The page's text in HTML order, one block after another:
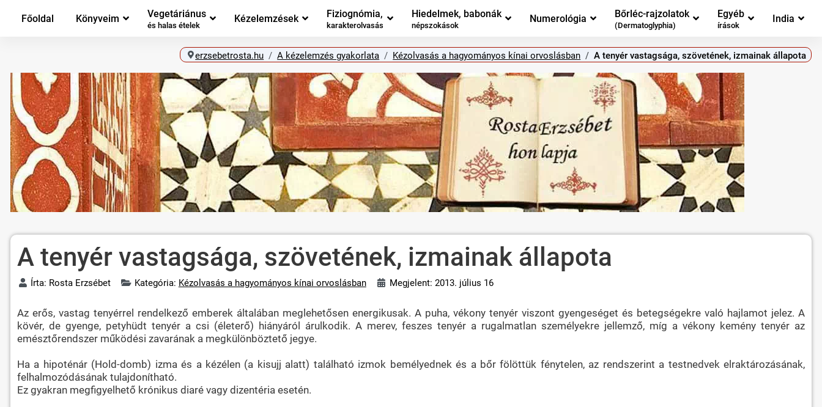
Főoldal Könyveim Vegetáriánus
és halas ételek
Kézelemzések Fiziognómia,
karakterolvasás
Hiedelmek, babonák
népszokások
Numerológia Bőrléc-rajzolatok
(Dermatoglyphia)
Egyéb
írások
India
erzsebetrosta.hu A kézelemzés gyakorlata Kézolvasás a hagyományos kínai orvoslásban A tenyér vastagsága, szövetének, izmainak állapota
A tenyér vastagsága, szövetének, izmainak állapota
Írta: Rosta Erzsébet Kategória: Kézolvasás a hagyományos kínai orvoslásban Megjelent: 2013. július 16
Az erős, vastag tenyérrel rendelkező emberek általában meglehetősen energikusak. A puha, vékony tenyér viszont gyengeséget és betegségekre való hajlamot jelez. A
kövér, de gyenge, petyhüdt tenyér a csi (életerő) hiányáról árulkodik. A merev, feszes tenyér a rugalmatlan személyekre jellemző, míg a vékony kemény tenyér az
emésztőrendszer működési zavarának a megkülönböztető jegye.
Ha a hipoténár (Hold-domb) izma és a kézélen (a kisujj alatt) található izmok bemélyednek és a bőr fölöttük fénytelen, az rendszerint a testnedvek elraktározásának,
felhalmozódásának tulajdonítható.
Ez gyakran megfigyelhető krónikus diaré vagy dizentéria esetén.